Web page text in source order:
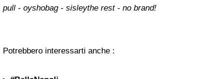
pull - oyshobag - sisleythe rest - no brand!
Potrebbero interessarti anche :